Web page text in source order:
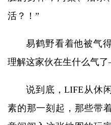
活？！”
易鹤野看着他被气
理解这家伙在生什么气
说到底，LIFE从休
素的那一刻起，那些带